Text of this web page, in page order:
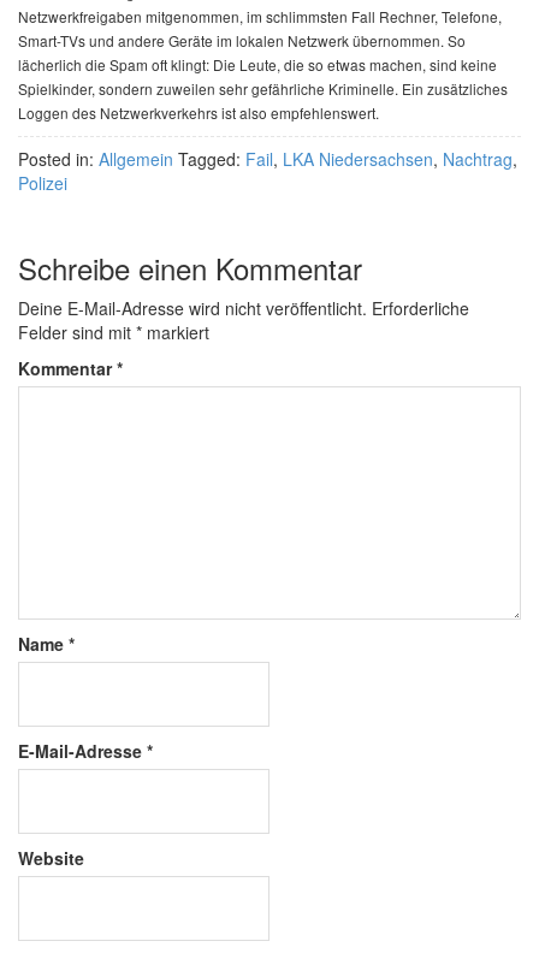
Netzwerkfreigaben mitgenommen, im schlimmsten Fall Rechner, Telefone,
Smart-TVs und andere Geräte im lokalen Netzwerk übernommen. So
lächerlich die Spam oft klingt: Die Leute, die so etwas machen, sind keine
Spielkinder, sondern zuweilen sehr gefährliche Kriminelle. Ein zusätzliches
Loggen des Netzwerkverkehrs ist also empfehlenswert.
Posted in: Allgemein Tagged: Fail, LKA Niedersachsen, Nachtrag,
Polizei
Schreibe einen Kommentar
Deine E-Mail-Adresse wird nicht veröffentlicht. Erforderliche
Felder sind mit * markiert
Kommentar*
Name *
E-Mail-Adresse *
Website